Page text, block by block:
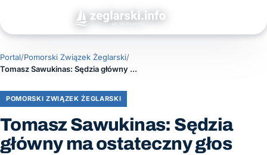
Portal/Pomorski Związek Żeglarski/
Tomasz Sawukinas: Sędzia główny ma ostateczny głos
POMORSKI ZWIĄZEK ŻEGLARSKI
Tomasz Sawukinas: Sędzia
główny ma ostateczny głos